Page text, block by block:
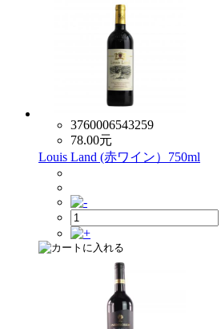
3760006543259
78.00元
Louis Land (赤ワイン）750ml